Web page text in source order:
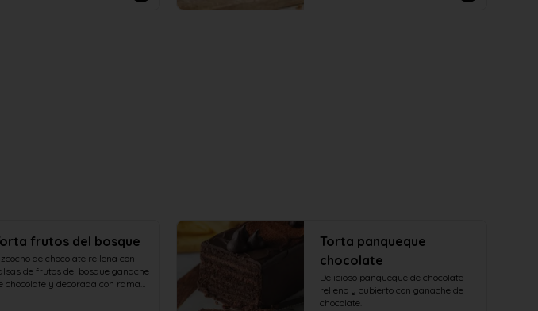
frutos del bosque
de chocolate rellena con
de frutos del bosque ganache
chocolate y decorada con ramas
Torta panqueque
chocolate
Delicioso panqueque de chocolate
relleno y cubierto con ganache de
chocolate.